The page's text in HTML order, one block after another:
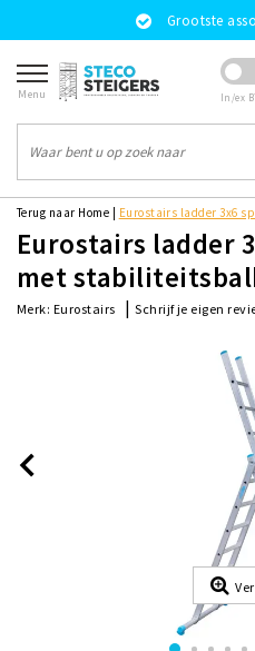
Grootste
Menu In/ex
Terug naar Home Eurostairs ladder 3x6
Eurostairs ladder
met
Merk: Eurostairs |Schrijf je eigen